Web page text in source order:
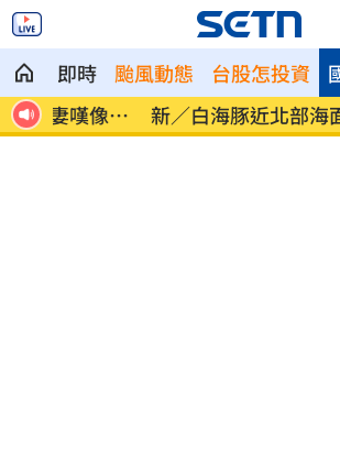
即時 颱風動態 台股怎投資
台
新／白海豚近北部海面！氣象署
報